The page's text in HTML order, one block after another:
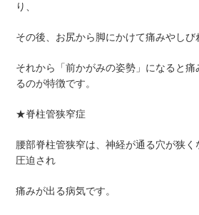
り、
その後、お尻から脚にかけて痛みやしび
それから「前かがみの姿勢」になると
るのが特徴です。
★脊柱管狭窄症
腰部脊柱管狭窄は、神経が通る穴が狭
圧迫され
痛みが出る病気です。